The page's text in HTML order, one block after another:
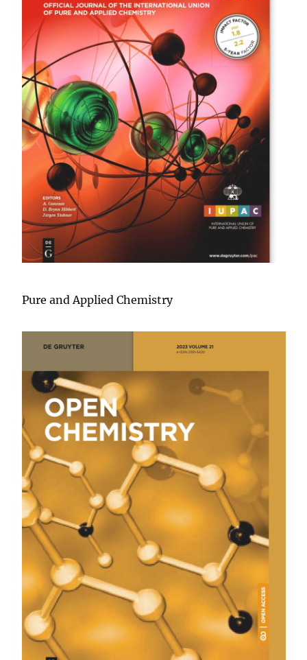
Pure and Applied Chemistry